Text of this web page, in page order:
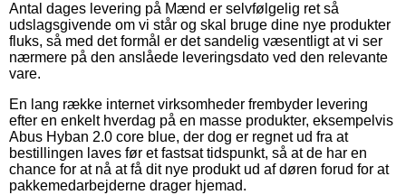
Antal dages levering på Mænd er selvfølgelig ret så
udslagsgivende om vi står og skal bruge dine nye produkter
fluks, så med det formål er det sandelig væsentligt at vi ser
nærmere på den anslåede leveringsdato ved den relevante
vare.
En lang række internet virksomheder frembyder levering
efter en enkelt hverdag på en masse produkter, eksempelvis
Abus Hyban 2.0 core blue, der dog er regnet ud fra at
bestillingen laves før et fastsat tidspunkt, så at de har en
chance for at nå at få dit nye produkt ud af døren forud for at
pakkemedarbejderne drager hjemad.